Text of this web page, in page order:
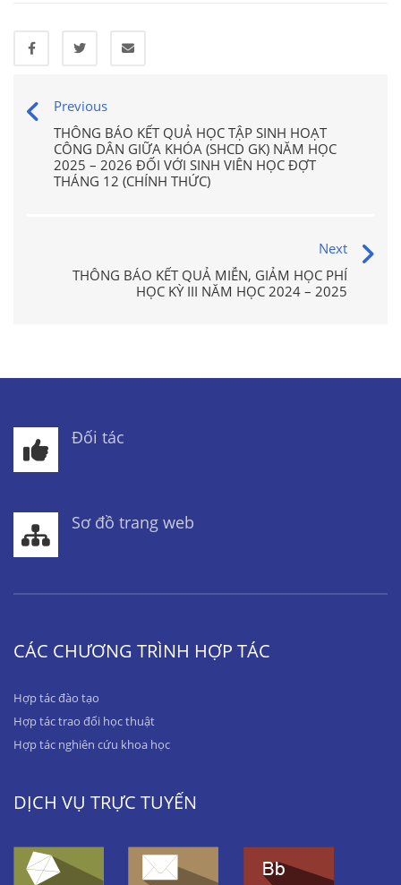
Previous
THÔNG BÁO KẾT QUẢ HỌC TẬP SINH HOẠT
CÔNG DÂN GIỮA KHÓA (SHCD GK) NĂM HỌC
2025 – 2026 ĐỐI VỚI SINH VIÊN HỌC ĐỢT
THÁNG 12 (CHÍNH THỨC)
Next
THÔNG BÁO KẾT QUẢ MIỄN, GIẢM HỌC PHÍ
HỌC KỲ III NĂM HỌC 2024 – 2025
Đối tác
Sơ đồ trang web
CÁC CHƯƠNG TRÌNH HỢP TÁC
Hợp tác đào tạo
Hợp tác trao đổi học thuật
Hợp tác nghiên cứu khoa học
DỊCH VỤ TRỰC TUYẾN